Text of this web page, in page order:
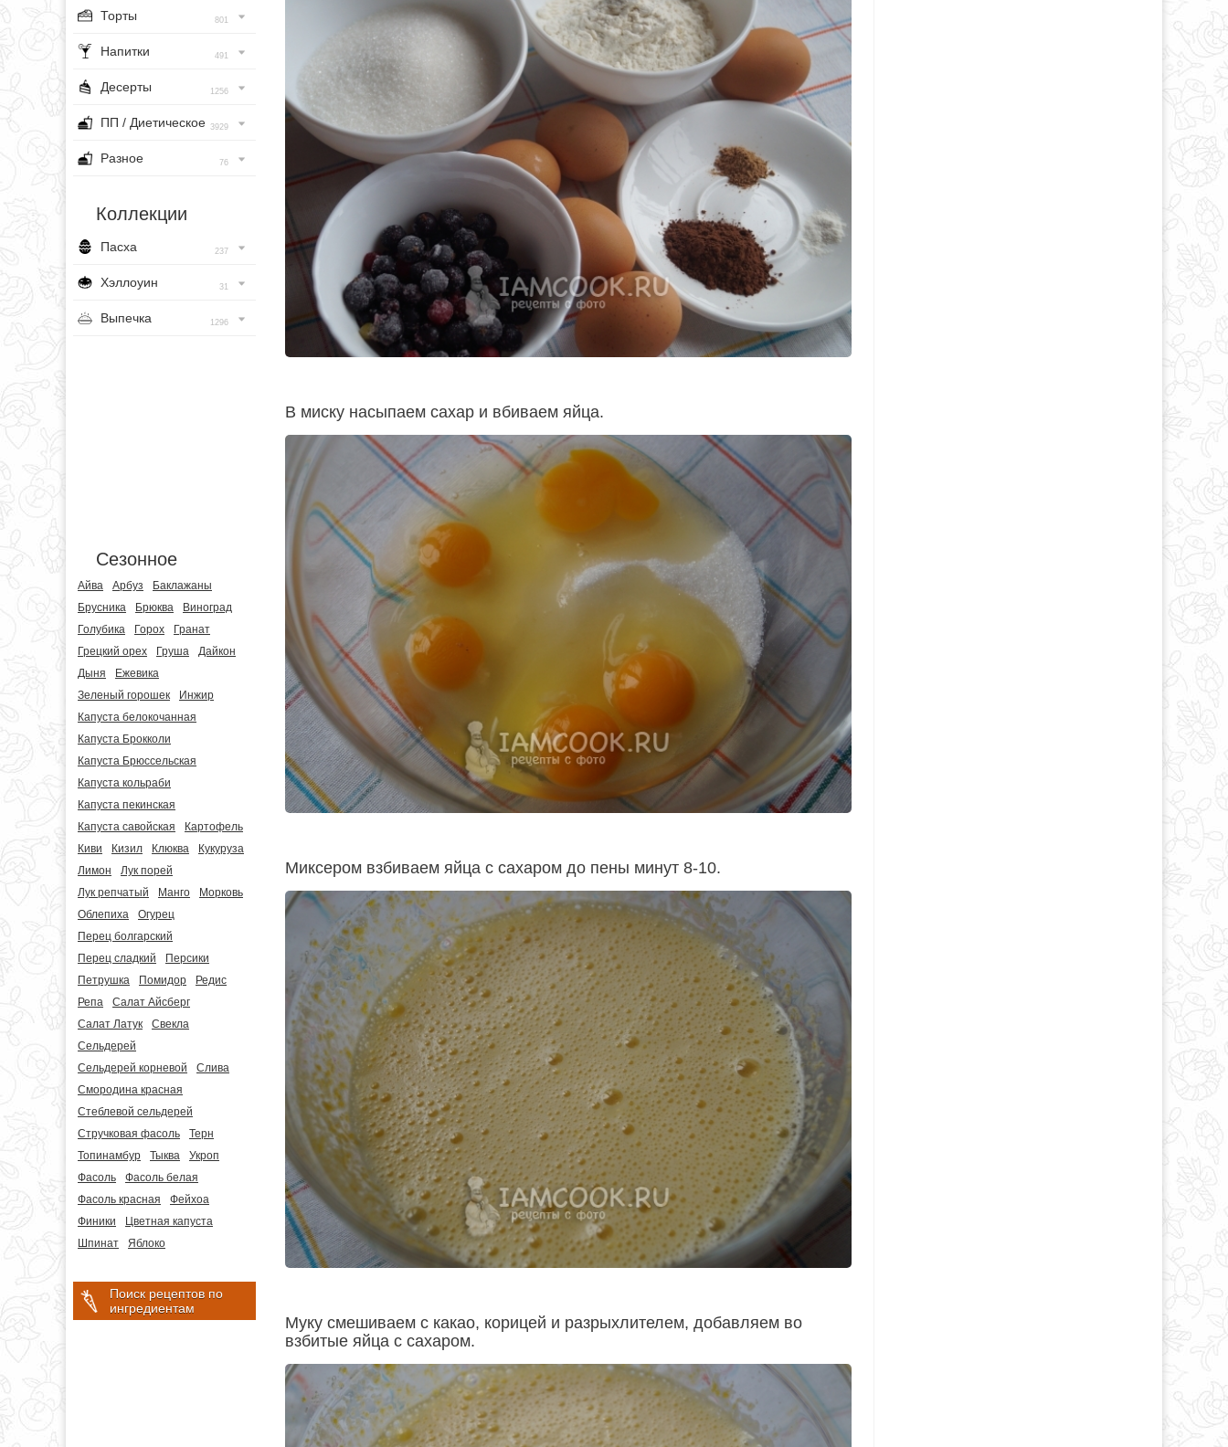
Торты 801
Напитки 491
Десерты 1256
ПП / Диетическое 3929
Разное 76
Коллекции
Пасха 237
Хэллоуин 31
Выпечка 1296
Сезонное
Айва Арбуз
Баклажаны
Брусника
Брюква
Виноград
Голубика
Горох
Гранат
Грецкий орех
Груша
Дайкон
Дыня
Ежевика
Зеленый горошек
Инжир
Капуста белокочанная
Капуста Брокколи
Капуста Брюссельская
Капуста кольраби
Капуста пекинская
Капуста савойская
Картофель
Киви
Кизил Клюква
Кукуруза
Лимон
Лук порей
Лук репчатый
Манго
Морковь
Облепиха
Огурец
Перец болгарский
Перец сладкий
Персики
Петрушка
Помидор
Редис
Репа
Салат Айсберг
Салат Латук
Свекла
Сельдерей
Сельдерей корневой
Слива
Смородина красная
Стеблевой сельдерей
Стручковая фасоль
Терн
Топинамбур
Тыква
Укроп
Фасоль
Фасоль белая
Фасоль красная
Фейхоа
Финики
Цветная капуста
Шпинат
Яблоко
Поиск рецептов по
ингредиентам
В миску насыпаем сахар и вбиваем яйца.
Миксером взбиваем яйца с сахаром до пены минут 8-10.
Муку смешиваем с какао, корицей и разрыхлителем, добавляем во
взбитые яйца с сахаром.